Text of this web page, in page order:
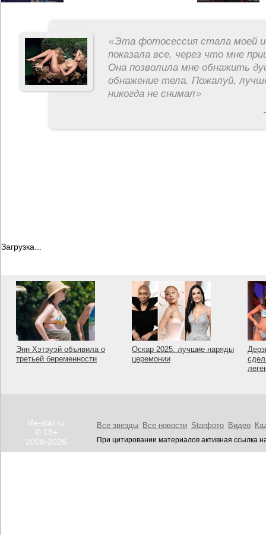
«Эта фотосессия стала моей
показала все, через что мне
Она позволила мне обнажить
обнажение тела. Пожалуй,
никогда не снимал»
Загрузка...
Энн Хэтэуэй объявила о
третьей беременности
Оскар 2025: лучшие наряды
церемонии
life-star.ru
© 18+
2008-2026
Все звезды Все новости Starфото Видео
При цитировании материалов активная ссылка